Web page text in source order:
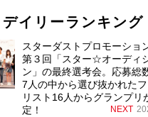
デイリーランキング
スターダストプロモーショ
第３回「スター☆オーディ
ン」の最終選考会。応募総
7人の中から選び抜かれた
リスト16人からグランプリ
定！
NEXT